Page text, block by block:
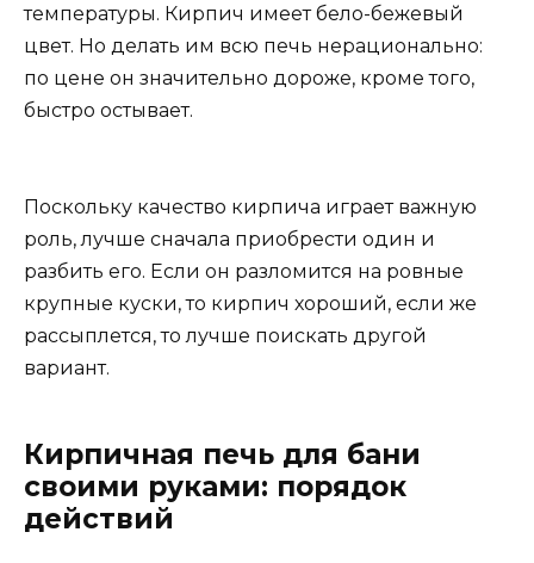
температуры. Кирпич имеет бело-бежевый
цвет. Но делать им всю печь нерационально:
по цене он значительно дороже, кроме того,
быстро остывает.
Поскольку качество кирпича играет важную
роль, лучше сначала приобрести один и
разбить его. Если он разломится на ровные
крупные куски, то кирпич хороший, если же
рассыплется, то лучше поискать другой
вариант.
Кирпичная печь для бани
своими руками: порядок
действий